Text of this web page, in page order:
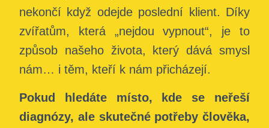
nekončí když odejde poslední klient. Díky
zvířatům, která „nejdou vypnout“, je to
způsob našeho života, který dává smysl
nám… i těm, kteří k nám přicházejí.
Pokud hledáte místo, kde se neřeší
diagnózy, ale skutečné potřeby člověka,